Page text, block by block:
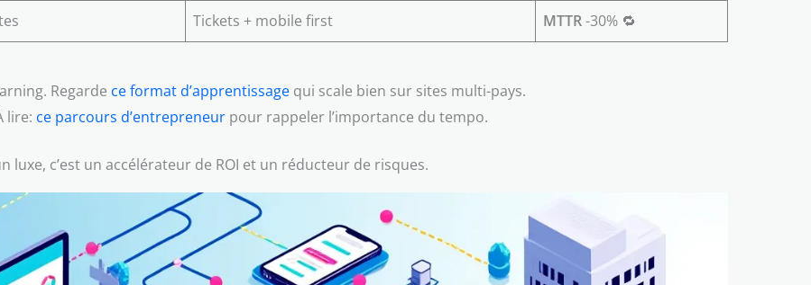
Tickets + mobile first MTTR-30% 🔁
Regarde ce format d’apprentissage qui scale bien sur sites multi-pays.
lire: ce parcours d’entrepreneur pour rappeler l’importance du tempo.
luxe, c’est un accélérateur de ROI et un réducteur de risques.